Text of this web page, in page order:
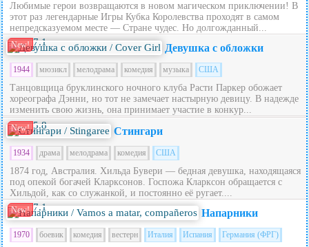
Любимые герои возвращаются в новом магическом приключении! В
этот раз легендарные Игры Кубка Королевства проходят в самом
непредсказуемом месте — Стране чудес. Но долгожданный...
New! 7.1 Девушка с обложки
1944 мюзикл мелодрама комедия музыка США
Танцовщица бруклинского ночного клуба Расти Паркер обожает
хореографа Дэнни, но тот не замечает настырную девицу. В надежде
изменить свою жизнь, она принимает участие в конкур...
New! 5.8 Стингари
1934 драма мелодрама комедия США
1874 год, Австралия. Хильда Бувери — бедная девушка, находящаяся
под опекой богачей Кларксонов. Госпожа Кларксон обращается с
Хильдой, как со служанкой, и постоянно её ругает....
New! 7.1 Напарники
1970 боевик комедия вестерн Италия Испания Германия (ФРГ)